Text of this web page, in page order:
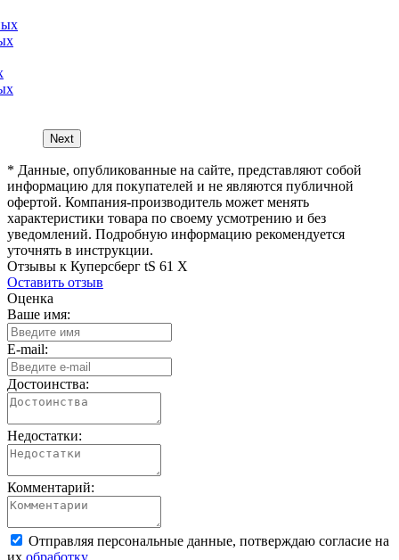
Next
* Данные, опубликованные на сайте, представляют собой
информацию для покупателей и не являются публичной
офертой. Компания-производитель может менять
характеристики товара по своему усмотрению и без
уведомлений. Подробную информацию рекомендуется
уточнять в инструкции.
Отзывы к Куперсберг tS 61 X
Оставить отзыв
Оценка
Ваше имя:
E-mail:
Достоинства:
Недостатки:
Комментарий:
Отправляя персональные данные, потверждаю согласие на